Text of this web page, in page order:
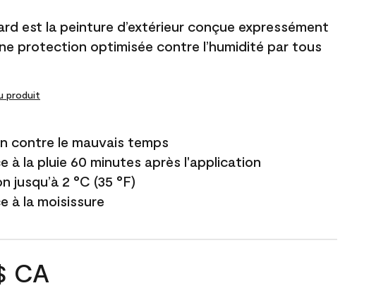
est la peinture d’extérieur conçue expressément
protection optimisée contre l’humidité par tous
produit
contre le mauvais temps
à la pluie 60 minutes après l'application
jusqu’à 2 °C (35 °F)
à la moisissure
CA